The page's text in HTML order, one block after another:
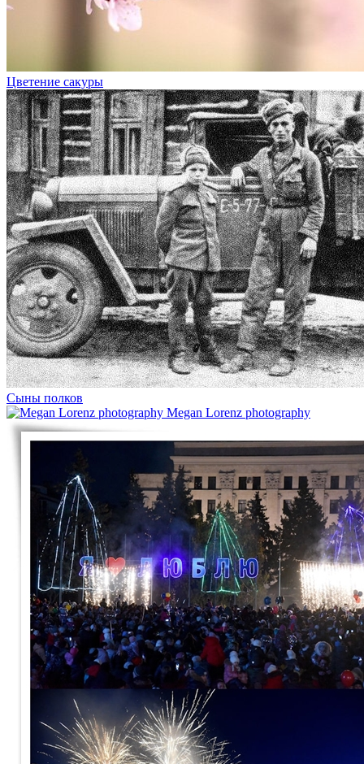
Цветение сакуры
Сыны полков
Megan Lorenz photography